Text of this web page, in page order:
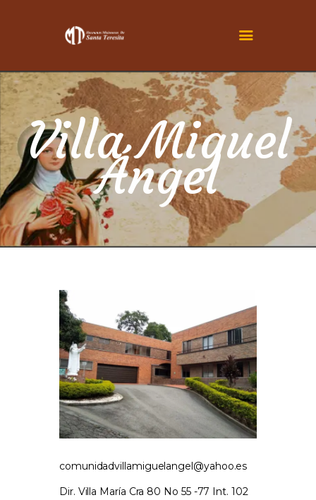
Villa Miguel
Ángel
INICIO
CONOCENOS
SER TERESITA
ACTUALIDAD
FAMILIA TERESIANA
CONTÁCTENOS
comunidadvillamiguelangel@yahoo.es
Dir. Villa María Cra 80 No 55 -77 Int. 102